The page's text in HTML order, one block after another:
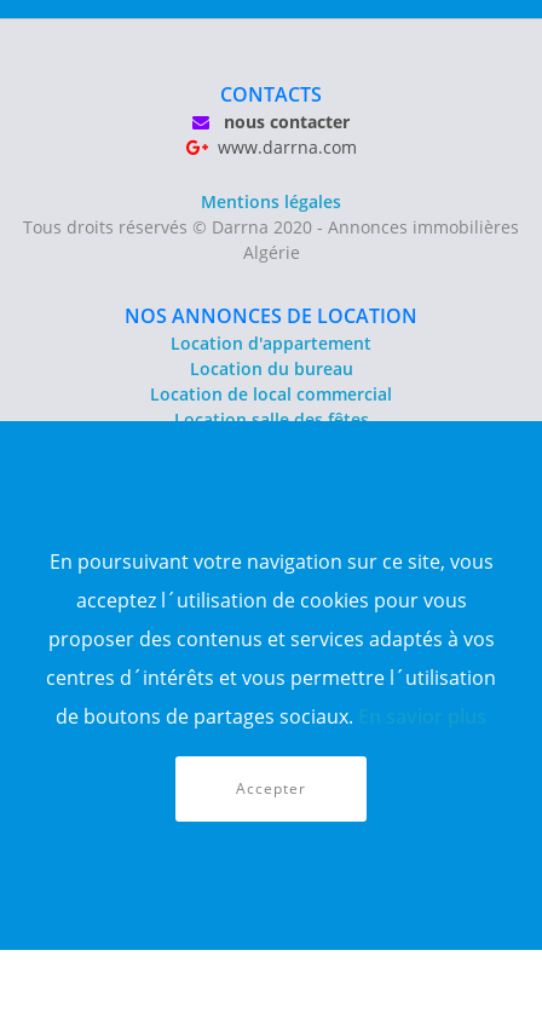
En poursuivant votre navigation sur ce site, vous
acceptez l´utilisation de cookies pour vous
proposer des contenus et services adaptés à vos
centres d´intérêts et vous permettre l´utilisation
de boutons de partages sociaux.
Accepter
CONTACTS
nous contacter
www.darrna.com
Mentions légales
Tous droits réservés © Darrna 2020 - Annonces immobilières
Algérie
NOS ANNONCES DE LOCATION
Location d'appartement
Location du bureau
Location de local commercial
Location salle des fêtes
Vente terrain
TOP WILAYA
Annonce à 16-Alger
Annonce à 06-Béjaïa
Annonce à 31-Oran
Annonce à 15-TiziOuzou